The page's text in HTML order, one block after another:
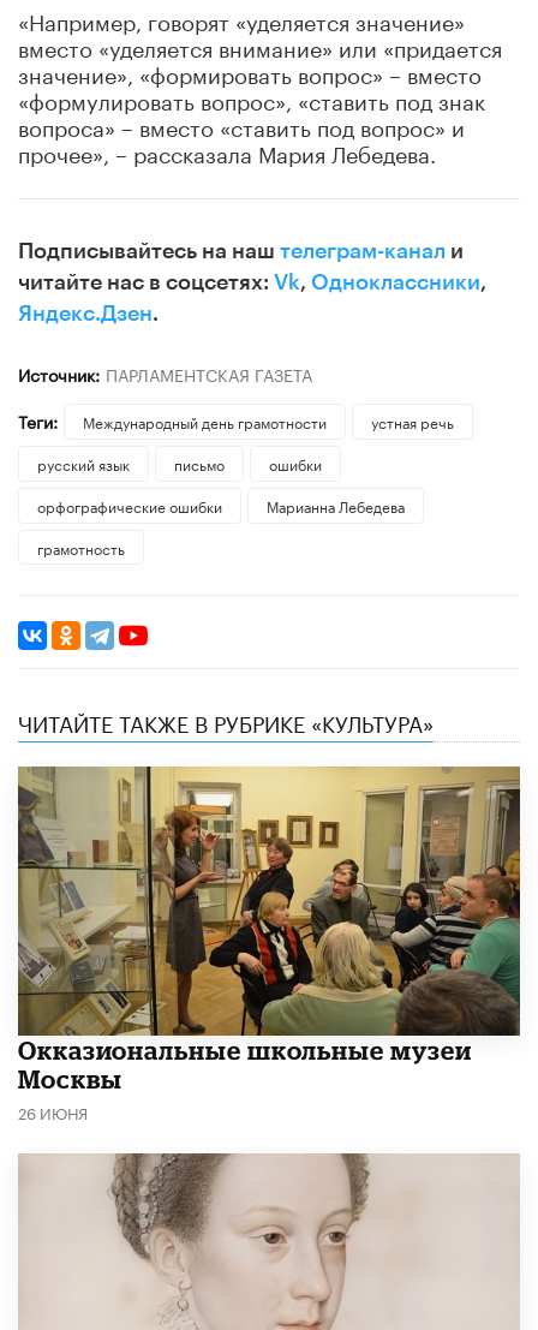
«Например, говорят «уделяется значение»
вместо «уделяется внимание» или «придается
значение», «формировать вопрос» – вместо
«формулировать вопрос», «ставить под знак
вопроса» – вместо «ставить под вопрос» и
прочее», – рассказала Мария Лебедева.
Подписывайтесь на наш телеграм-канал и
читайте нас в соцсетях: Vk, Одноклассники,
Яндекс.Дзен.
Источник: ПАРЛАМЕНТСКАЯ ГАЗЕТА
Теги:
​Международный день грамотности
устная речь
русский язык
письмо
ошибки
орфографические ошибки
Марианна Лебедева
грамотность
ЧИТАЙТЕ ТАКЖЕ В РУБРИКЕ «КУЛЬТУРА»
​Окказиональные школьные музеи
Москвы
26 ИЮНЯ